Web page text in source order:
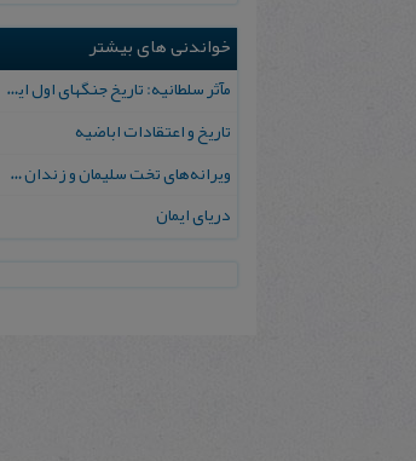
خواندنی های بیشتر
مآثر سلطانیه: تاریخ جنگهای اول ایران و روس
تاریخ و اعتقادات اباضیه
ویرانه‌های تخت سلیمان و زندان سلیمان
دریای ایمان